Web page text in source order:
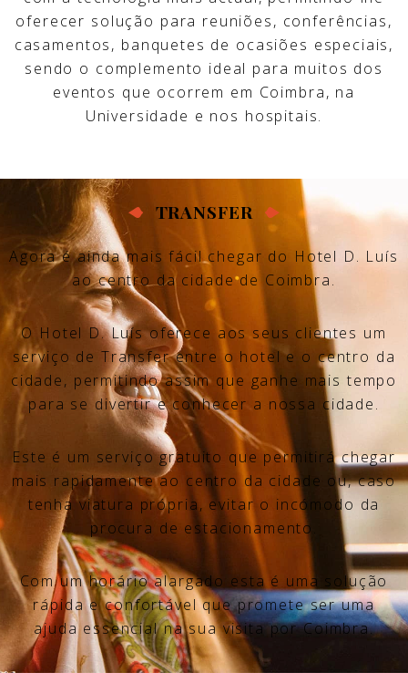
oferecer solução para reuniões, conferências,
casamentos, banquetes de ocasiões especiais,
sendo o complemento ideal para muitos dos
eventos que ocorrem em Coimbra, na
Universidade e nos hospitais.
TRANSFER
Agora é ainda mais fácil chegar do Hotel D. Luís
ao centro da cidade de Coimbra.
O Hotel D. Luís oferece aos seus clientes um
serviço de Transfer entre o hotel e o centro da
cidade, permitindo assim que ganhe mais tempo
para se divertir e conhecer a nossa cidade.
Este é um serviço gratuito que permitirá chegar
mais rapidamente ao centro da cidade ou, caso
tenha viatura própria, evitar o incómodo da
procura de estacionamento.
Com um horário alargado esta é uma solução
rápida e confortável que promete ser uma
ajuda essencial na sua visita por Coimbra.